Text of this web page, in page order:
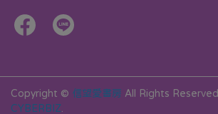
Copyright © 信望愛書房 All Rights Reserved.
CYBERBIZ